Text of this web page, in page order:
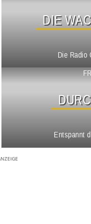
DIE
Die Radio
Entspannt
Show ansehen